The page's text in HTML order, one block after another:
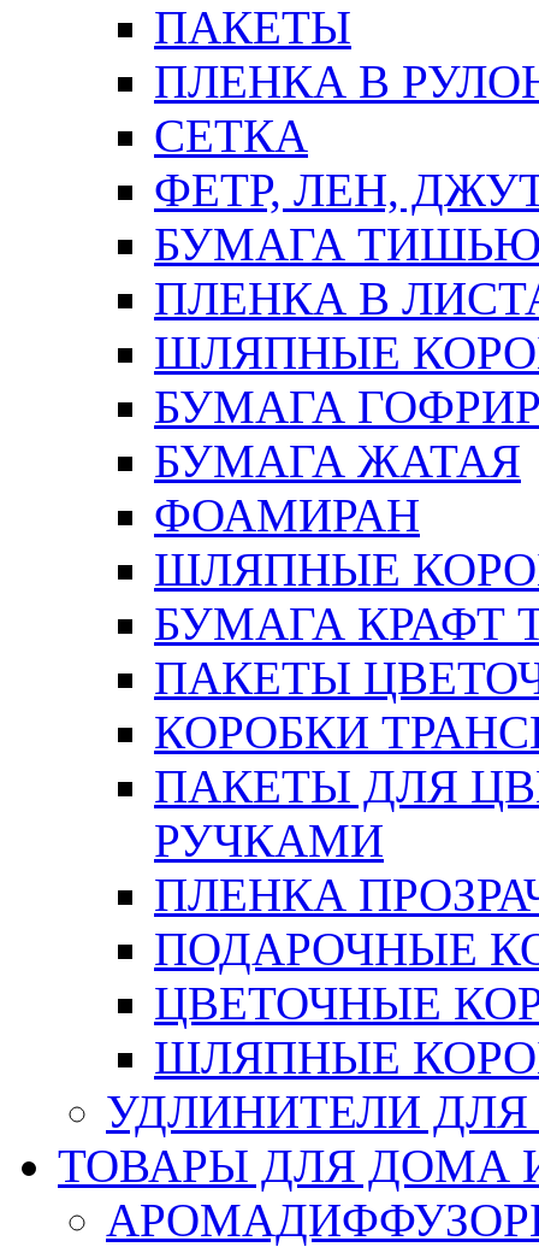
ПАКЕТЫ
ПЛЕНКА В
СЕТКА
ФЕТР, ЛЕН,
БУМАГА
ПЛЕНКА В
ШЛЯПНЫЕ
БУМАГА
БУМАГА ЖАТАЯ
ФОАМИРАН
ШЛЯПНЫЕ
БУМАГА КРАФТ
ПАКЕТЫ
КОРОБКИ
ПАКЕТЫ ДЛЯ
РУЧКАМИ
ПЛЕНКА
ПОДАРОЧНЫЕ
ЦВЕТОЧНЫЕ
ШЛЯПНЫЕ
УДЛИНИТЕЛИ
ТОВАРЫ ДЛЯ ДОМА